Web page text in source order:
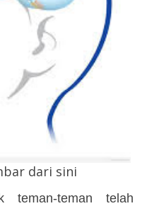
dari sini
teman-teman telah